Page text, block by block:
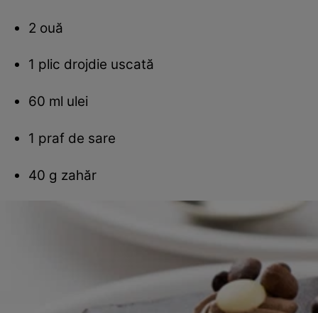
2 ouă
1 plic drojdie uscată
60 ml ulei
1 praf de sare
40 g zahăr